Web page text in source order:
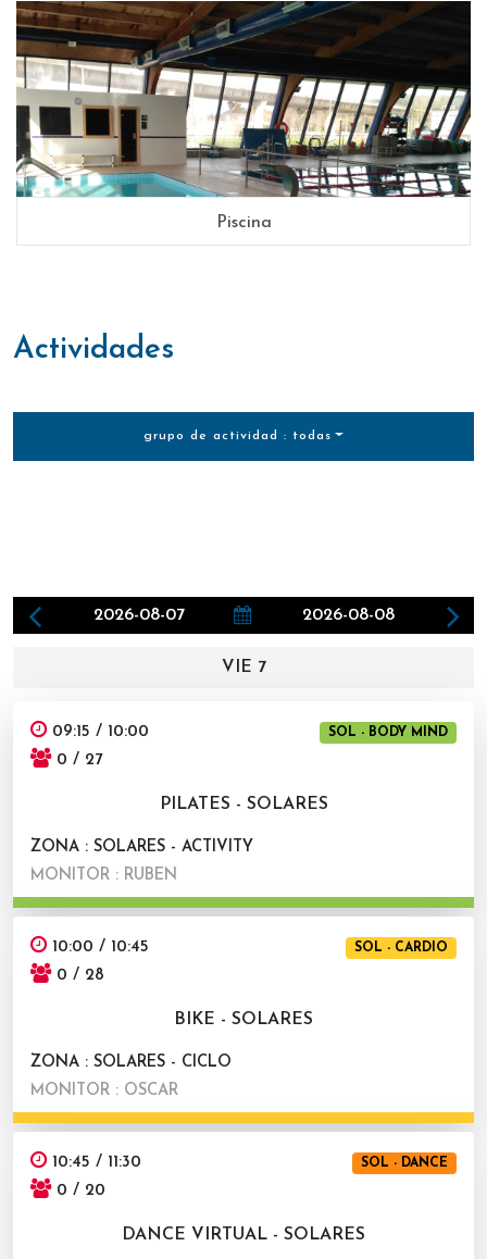
Piscina
actividades
grupo de actividad : todas
2026-08-07 2026-08-08
VIE 7
09:15 / 10:00 SOL - BODY MIND
0 / 27
PILATES - SOLARES
ZONA : SOLARES - ACTIVITY
MONITOR : RUBEN
10:00 / 10:45 SOL - CARDIO
0 / 28
BIKE - SOLARES
ZONA : SOLARES - CICLO
MONITOR : OSCAR
10:45 / 11:30 SOL - DANCE
0 / 20
DANCE VIRTUAL - SOLARES